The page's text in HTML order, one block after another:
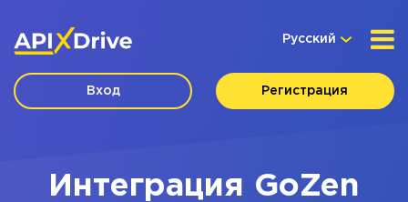
Русский
Вход Регистрация
Интеграция GoZen